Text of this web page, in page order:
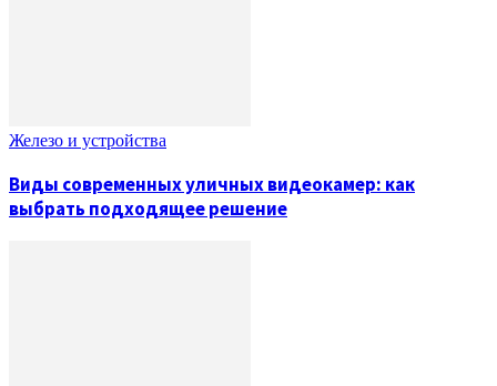
Железо и устройства
Виды современных уличных видеокамер: как
выбрать подходящее решение